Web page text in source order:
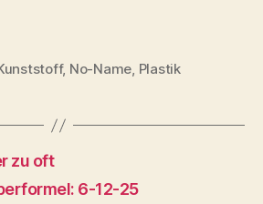
, No-Name, Plastik
zu oft
6-12-25